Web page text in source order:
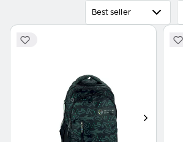
Best seller